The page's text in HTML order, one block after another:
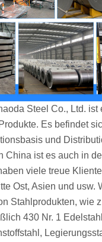
Steel Co., Ltd. ist
Es befindet
und
China ist es auch in
viele treue
Ost, Asien und usw.
Stahlprodukten, wie
430 Nr. 1